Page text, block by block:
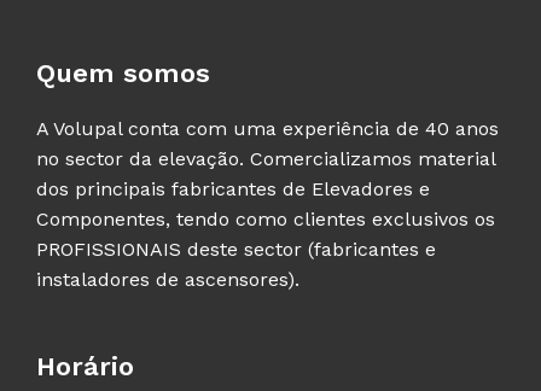
Quem somos
A Volupal conta com uma experiência de 40 anos
no sector da elevação. Comercializamos material
dos principais fabricantes de Elevadores e
Componentes, tendo como clientes exclusivos os
PROFISSIONAIS deste sector (fabricantes e
instaladores de ascensores).
Horário